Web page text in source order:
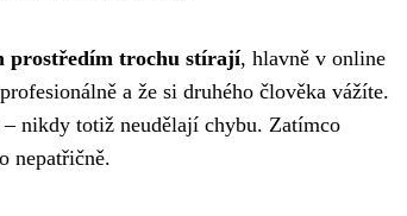
prostředím trochu stírají, hlavně v online
a že si druhého člověka vážíte.
nikdy totiž neudělají chybu. Zatímco
nepatřičně.